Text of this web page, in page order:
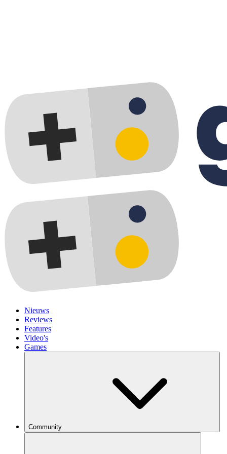
Nieuws
Reviews
Features
Video's
Games
Community